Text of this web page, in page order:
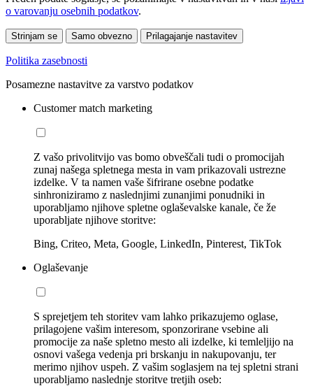
o varovanju osebnih podatkov.
Strinjam se Samo obvezno Prilagajanje nastavitev
Politika zasebnosti
Posamezne nastavitve za varstvo podatkov
Customer match marketing
Z vašo privolitvijo vas bomo obveščali tudi o promocijah
zunaj našega spletnega mesta in vam prikazovali ustrezne
izdelke. V ta namen vaše šifrirane osebne podatke
sinhroniziramo z naslednjimi zunanjimi ponudniki in
uporabljamo njihove spletne oglaševalske kanale, če že
uporabljate njihove storitve:
Bing, Criteo, Meta, Google, LinkedIn, Pinterest, TikTok
Oglaševanje
S sprejetjem teh storitev vam lahko prikazujemo oglase,
prilagojene vašim interesom, sponzorirane vsebine ali
promocije za naše spletno mesto ali izdelke, ki temleljijo na
osnovi vašega vedenja pri brskanju in nakupovanju, ter
merimo njihov uspeh. Z vašim soglasjem na tej spletni strani
uporabljamo naslednje storitve tretjih oseb: